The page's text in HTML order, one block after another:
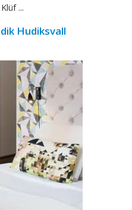
...
Hudiksvall